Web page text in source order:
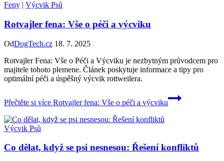
Feny | Výcvik Psů
Rotvajler fena: Vše o péči a výcviku
OdDogTech.cz 18. 7. 2025
Rotvajler Fena: Vše o Péči a Výcviku je nezbytným průvodcem pro
majitele tohoto plemene. Článek poskytuje informace a tipy pro
optimální péči a úspěšný výcvik rottweilera.
Přečtěte si více Rotvajler fena: Vše o péči a výcviku
Výcvik Psů
Co dělat, když se psi nesnesou: Řešení konfliktů